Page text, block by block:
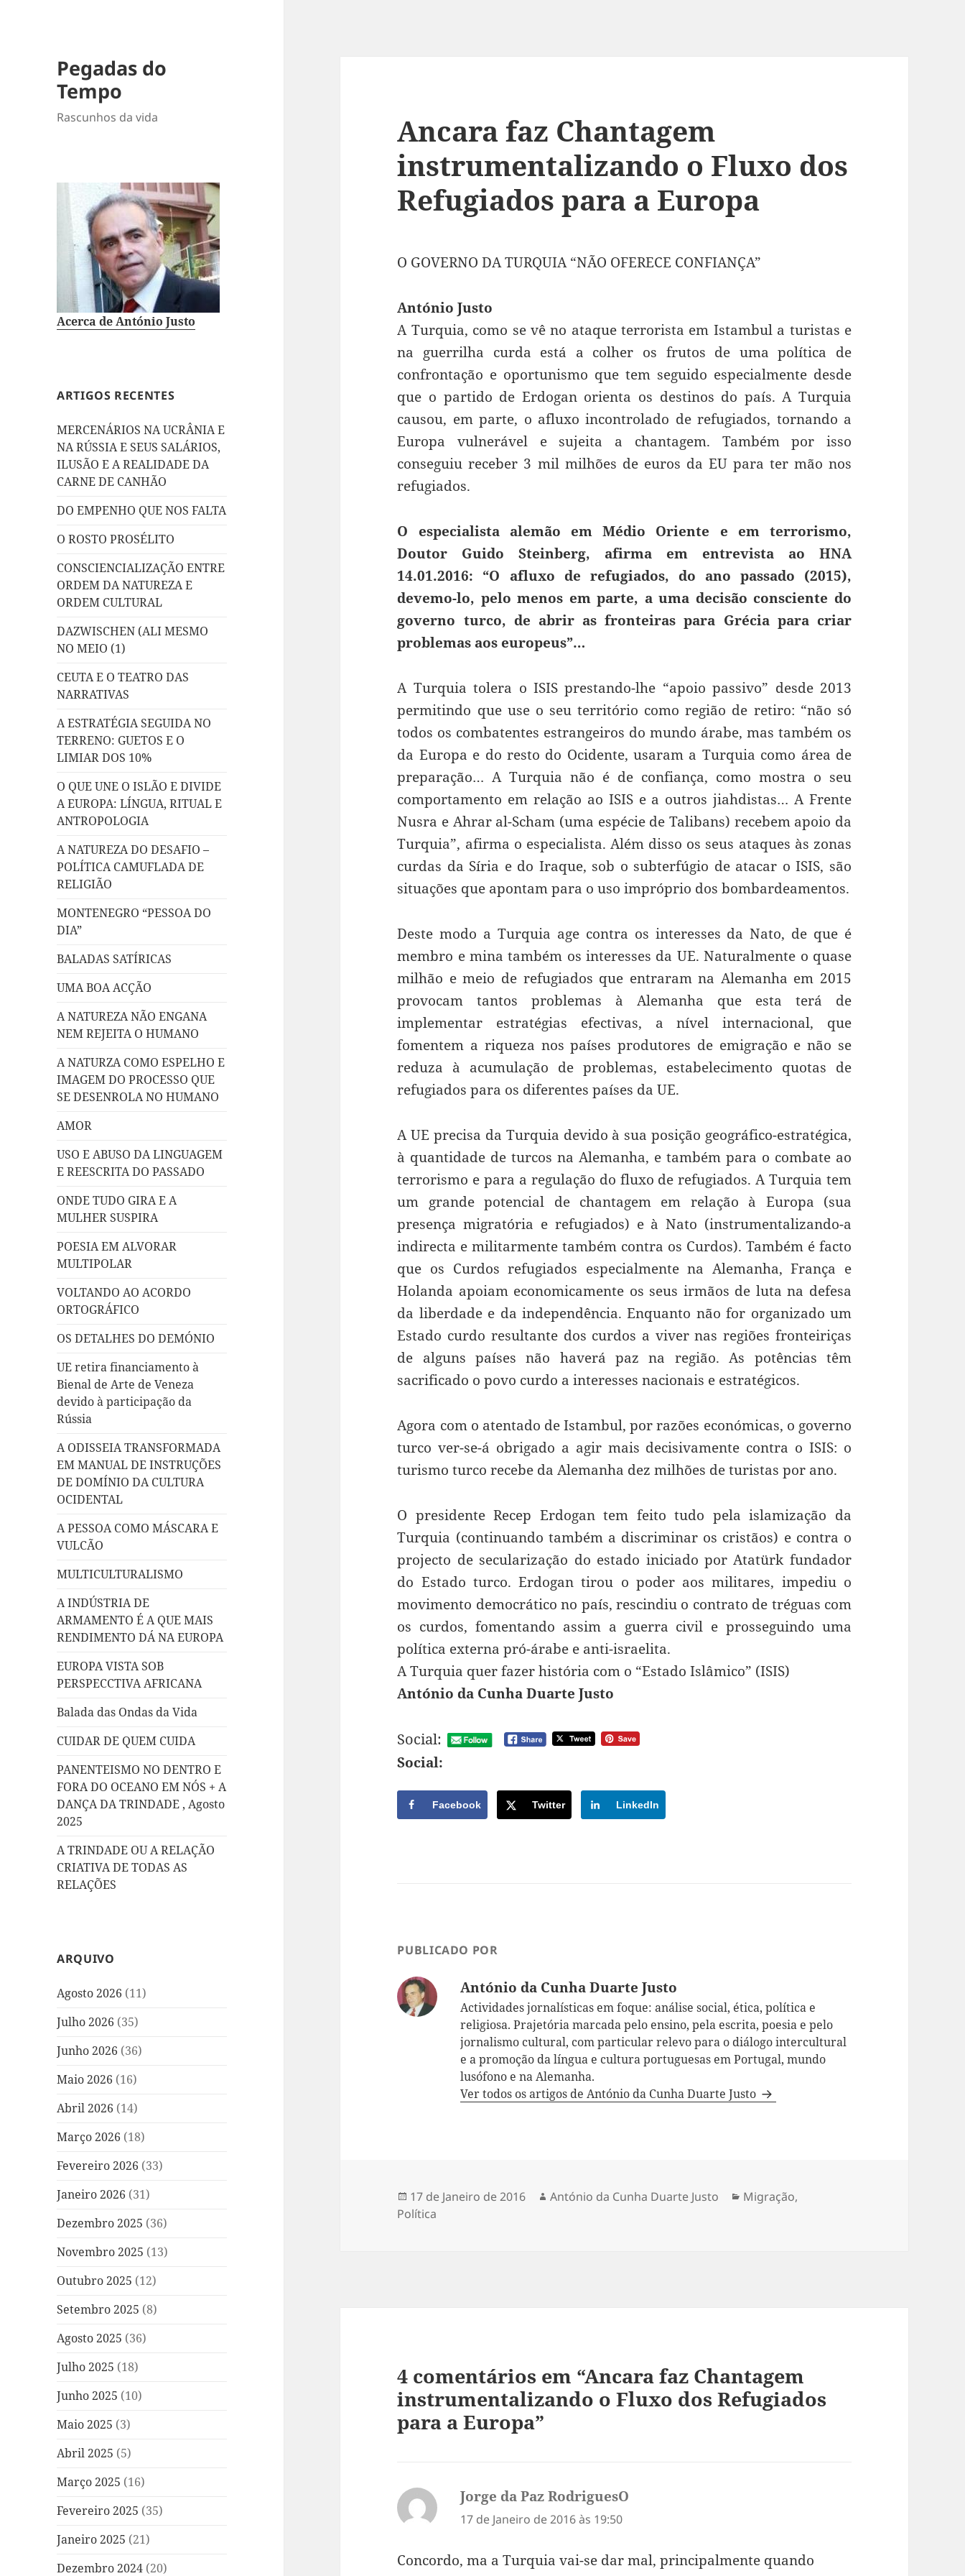
Pegadas do
Tempo
Rascunhos da vida
Acerca de António Justo
ARTIGOS RECENTES
MERCENÁRIOS NA UCRÂNIA E
NA RÚSSIA E SEUS SALÁRIOS,
ILUSÃO E A REALIDADE DA
CARNE DE CANHÃO
DO EMPENHO QUE NOS FALTA
O ROSTO PROSÉLITO
CONSCIENCIALIZAÇÃO ENTRE
ORDEM DA NATUREZA E
ORDEM CULTURAL
DAZWISCHEN (ALI MESMO
NO MEIO (1)
CEUTA E O TEATRO DAS
NARRATIVAS
A ESTRATÉGIA SEGUIDA NO
TERRENO: GUETOS E O
LIMIAR DOS 10%
O QUE UNE O ISLÃO E DIVIDE
A EUROPA: LÍNGUA, RITUAL E
ANTROPOLOGIA
A NATUREZA DO DESAFIO –
POLÍTICA CAMUFLADA DE
RELIGIÃO
MONTENEGRO “PESSOA DO
DIA”
BALADAS SATÍRICAS
UMA BOA ACÇÃO
A NATUREZA NÃO ENGANA
NEM REJEITA O HUMANO
A NATURZA COMO ESPELHO E
IMAGEM DO PROCESSO QUE
SE DESENROLA NO HUMANO
AMOR
USO E ABUSO DA LINGUAGEM
E REESCRITA DO PASSADO
ONDE TUDO GIRA E A
MULHER SUSPIRA
POESIA EM ALVORAR
MULTIPOLAR
VOLTANDO AO ACORDO
ORTOGRÁFICO
OS DETALHES DO DEMÓNIO
UE retira financiamento à
Bienal de Arte de Veneza
devido à participação da
Rússia
A ODISSEIA TRANSFORMADA
EM MANUAL DE INSTRUÇÕES
DE DOMÍNIO DA CULTURA
OCIDENTAL
A PESSOA COMO MÁSCARA E
VULCÃO
MULTICULTURALISMO
A INDÚSTRIA DE
ARMAMENTO É A QUE MAIS
RENDIMENTO DÁ NA EUROPA
EUROPA VISTA SOB
PERSPECCTIVA AFRICANA
Balada das Ondas da Vida
CUIDAR DE QUEM CUIDA
PANENTEISMO NO DENTRO E
FORA DO OCEANO EM NÓS + A
DANÇA DA TRINDADE , Agosto
2025
A TRINDADE OU A RELAÇÃO
CRIATIVA DE TODAS AS
RELAÇÕES
ARQUIVO
Agosto 2026 (11)
Julho 2026 (35)
Junho 2026 (36)
Maio 2026 (16)
Abril 2026 (14)
Março 2026 (18)
Fevereiro 2026 (33)
Janeiro 2026 (31)
Dezembro 2025 (36)
Novembro 2025 (13)
Outubro 2025 (12)
Setembro 2025 (8)
Agosto 2025 (36)
Julho 2025 (18)
Junho 2025 (10)
Maio 2025 (3)
Abril 2025 (5)
Março 2025 (16)
Fevereiro 2025 (35)
Janeiro 2025 (21)
Dezembro 2024 (20)
Ancara faz Chantagem
instrumentalizando o Fluxo dos
Refugiados para a Europa
O GOVERNO DA TURQUIA “NÃO OFERECE CONFIANÇA”
António Justo
A Turquia, como se vê no ataque terrorista em Istambul a turistas e
na guerrilha curda está a colher os frutos de uma política de
confrontação e oportunismo que tem seguido especialmente desde
que o partido de Erdogan orienta os destinos do país. A Turquia
causou, em parte, o afluxo incontrolado de refugiados, tornando a
Europa vulnerável e sujeita a chantagem. Também por isso
conseguiu receber 3 mil milhões de euros da EU para ter mão nos
refugiados.
O especialista alemão em Médio Oriente e em terrorismo,
Doutor Guido Steinberg, afirma em entrevista ao HNA
14.01.2016: “O afluxo de refugiados, do ano passado (2015),
devemo-lo, pelo menos em parte, a uma decisão consciente do
governo turco, de abrir as fronteiras para Grécia para criar
problemas aos europeus”…
A Turquia tolera o ISIS prestando-lhe “apoio passivo” desde 2013
permitindo que use o seu território como região de retiro: “não só
todos os combatentes estrangeiros do mundo árabe, mas também os
da Europa e do resto do Ocidente, usaram a Turquia como área de
preparação… A Turquia não é de confiança, como mostra o seu
comportamento em relação ao ISIS e a outros jiahdistas… A Frente
Nusra e Ahrar al-Scham (uma espécie de Talibans) recebem apoio da
Turquia”, afirma o especialista. Além disso os seus ataques às zonas
curdas da Síria e do Iraque, sob o subterfúgio de atacar o ISIS, são
situações que apontam para o uso impróprio dos bombardeamentos.
Deste modo a Turquia age contra os interesses da Nato, de que é
membro e mina também os interesses da UE. Naturalmente o quase
milhão e meio de refugiados que entraram na Alemanha em 2015
provocam tantos problemas à Alemanha que esta terá de
implementar estratégias efectivas, a nível internacional, que
fomentem a riqueza nos países produtores de emigração e não se
reduza à acumulação de problemas, estabelecimento quotas de
refugiados para os diferentes países da UE.
A UE precisa da Turquia devido à sua posição geográfico-estratégica,
à quantidade de turcos na Alemanha, e também para o combate ao
terrorismo e para a regulação do fluxo de refugiados. A Turquia tem
um grande potencial de chantagem em relação à Europa (sua
presença migratória e refugiados) e à Nato (instrumentalizando-a
indirecta e militarmente também contra os Curdos). Também é facto
que os Curdos refugiados especialmente na Alemanha, França e
Holanda apoiam economicamente os seus irmãos de luta na defesa
da liberdade e da independência. Enquanto não for organizado um
Estado curdo resultante dos curdos a viver nas regiões fronteiriças
de alguns países não haverá paz na região. As potências têm
sacrificado o povo curdo a interesses nacionais e estratégicos.
Agora com o atentado de Istambul, por razões económicas, o governo
turco ver-se-á obrigado a agir mais decisivamente contra o ISIS: o
turismo turco recebe da Alemanha dez milhões de turistas por ano.
O presidente Recep Erdogan tem feito tudo pela islamização da
Turquia (continuando também a discriminar os cristãos) e contra o
projecto de secularização do estado iniciado por Atatürk fundador
do Estado turco. Erdogan tirou o poder aos militares, impediu o
movimento democrático no país, rescindiu o contrato de tréguas com
os curdos, fomentando assim a guerra civil e prosseguindo uma
política externa pró-árabe e anti-israelita.
A Turquia quer fazer história com o “Estado Islâmico” (ISIS)
António da Cunha Duarte Justo
Social:
Social:
Facebook Twitter LinkedIn
PUBLICADO POR
António da Cunha Duarte Justo
Actividades jornalísticas em foque: análise social, ética, política e
religiosa. Prajetória marcada pelo ensino, pela escrita, poesia e pelo
jornalismo cultural, com particular relevo para o diálogo intercultural
e a promoção da língua e cultura portuguesas em Portugal, mundo
lusófono e na Alemanha.
Ver todos os artigos de António da Cunha Duarte Justo
Publicado
a
17 de Janeiro de 2016 Autor
António da Cunha Duarte Justo Categorias
Migração,
Política
4 comentários em “Ancara faz Chantagem
instrumentalizando o Fluxo dos Refugiados
para a Europa”
Jorge da Paz RodriguesO
17 de Janeiro de 2016 às 19:50
Concordo, ma a Turquia vai-se dar mal, principalmente quando